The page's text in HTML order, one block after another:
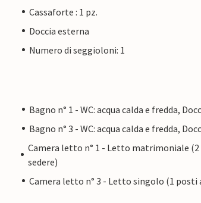
Cassaforte : 1 pz.
Doccia esterna
Numero di seggioloni: 1
Bagno n° 1 - WC: acqua calda e fredda,
Bagno n° 3 - WC: acqua calda e fredda,
Camera letto n° 1 - Letto matrimoniale (2
sedere)
Camera letto n° 3 - Letto singolo (1 posti